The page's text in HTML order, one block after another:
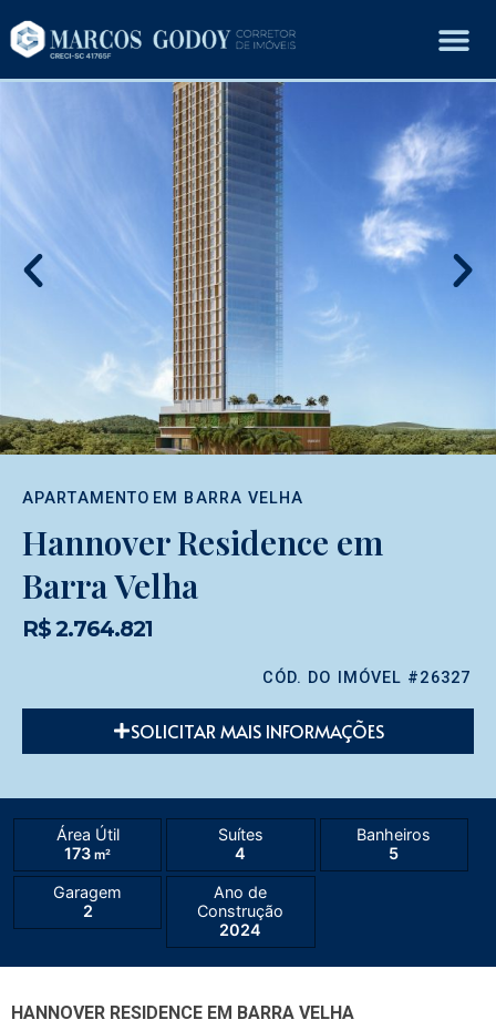
APARTAMENTO EM BARRA VELHA
Hannover Residence em
Barra Velha
R$ 2.764.821
CÓD. DO IMÓVEL #26327
SOLICITAR MAIS INFORMAÇÕES
Área Útil
173 m²
Suítes
4
Banheiros
5
Garagem
2
Ano de
Construção
2024
HANNOVER RESIDENCE EM BARRA VELHA